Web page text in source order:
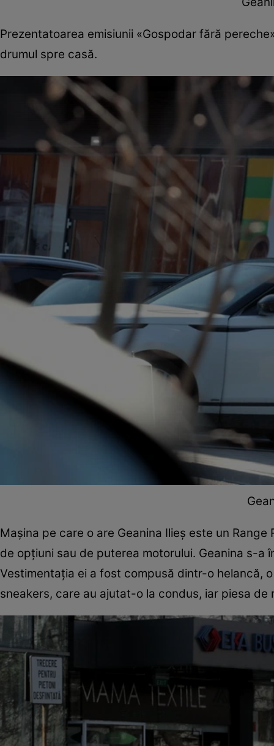
Prezentatoarea emisiunii «Gospodar fără
drumul spre casă.
Mașina pe care o are Geanina Ilieș este un
de opțiuni sau de puterea motorului. Geanina s-
Vestimentația ei a fost compusă dintr-o helancă,
sneakers, care au ajutat-o la condus, iar piesa